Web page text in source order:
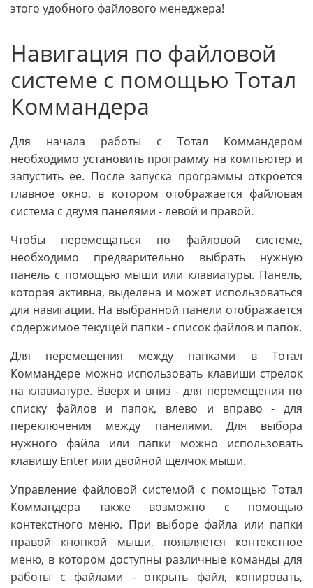
этого удобного файлового менеджера!
Навигация по файловой
системе с помощью Тотал
Коммандера
Для начала работы с Тотал Коммандером
необходимо установить программу на компьютер и
запустить ее. После запуска программы откроется
главное окно, в котором отображается файловая
система с двумя панелями - левой и правой.
Чтобы перемещаться по файловой системе,
необходимо предварительно выбрать нужную
панель с помощью мыши или клавиатуры. Панель,
которая активна, выделена и может использоваться
для навигации. На выбранной панели отображается
содержимое текущей папки - список файлов и папок.
Для перемещения между папками в Тотал
Коммандере можно использовать клавиши стрелок
на клавиатуре. Вверх и вниз - для перемещения по
списку файлов и папок, влево и вправо - для
переключения между панелями. Для выбора
нужного файла или папки можно использовать
клавишу Enter или двойной щелчок мыши.
Управление файловой системой с помощью Тотал
Коммандера также возможно с помощью
контекстного меню. При выборе файла или папки
правой кнопкой мыши, появляется контекстное
меню, в котором доступны различные команды для
работы с файлами - открыть файл, копировать,